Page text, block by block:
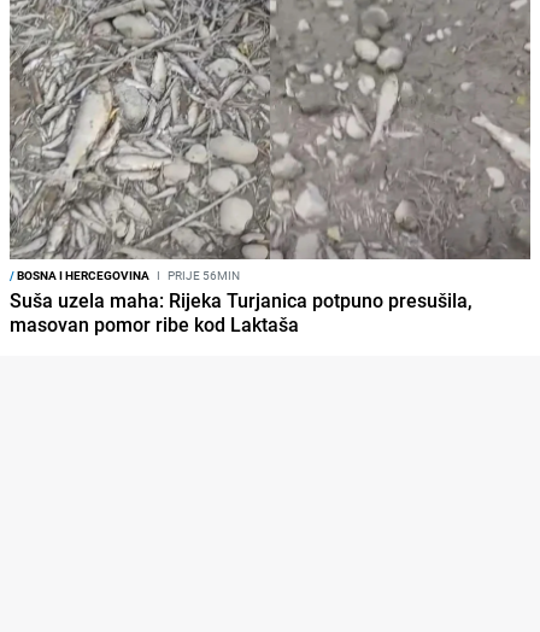
/BOSNA I HERCEGOVINA I PRIJE 56MIN
Suša uzela maha: Rijeka Turjanica potpuno presušila,
masovan pomor ribe kod Laktaša